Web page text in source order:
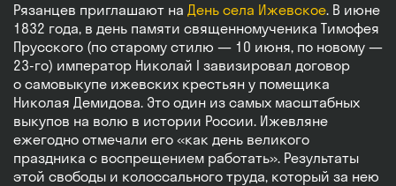
Рязанцев приглашают на День села Ижевское. В июне
1832 года, в день памяти священномученика Тимофея
Прусского (по старому стилю — 10 июня, по новому —
23-го) император Николай I завизировал договор
о самовыкупе ижевских крестьян у помещика
Николая Демидова. Это один из самых масштабных
выкупов на волю в истории России. Ижевляне
ежегодно отмечали его «как день великого
праздника с воспрещением работать». Результаты
этой свободы и колоссального труда, который за нею